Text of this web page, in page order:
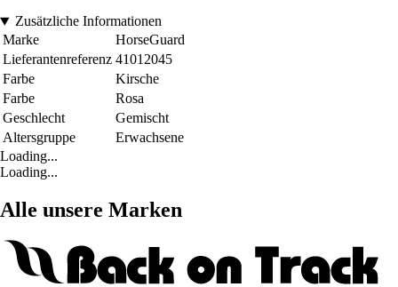
Zusätzliche Informationen
Marke
HorseGuard
Lieferantenreferenz 41012045
Farbe
Kirsche
Farbe
Rosa
Geschlecht
Gemischt
Altersgruppe
Erwachsene
Loading...
Loading...
Alle unsere Marken